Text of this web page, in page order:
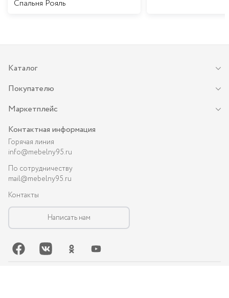
Спальня Рояль
Каталог
Покупателю
Маркетплейс
Контактная информация
Горячая линия
info@mebelny95.ru
По сотрудничеству
mail@mebelny95.ru
Контакты
Написать нам